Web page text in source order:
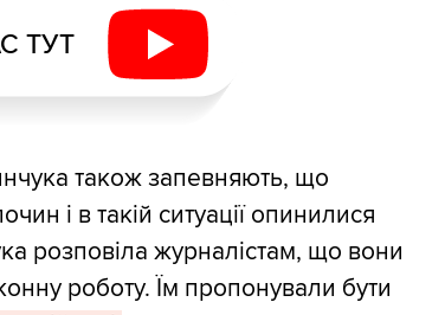
ТУТ
також запевняють, що
і в такій ситуації опинилися
розповіла журналістам, що вони
роботу. Їм пропонували бути